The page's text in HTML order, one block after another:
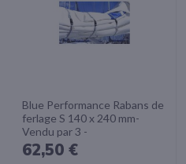
Blue Performance Rabans de
ferlage S 140 x 240 mm-
Vendu par 3 -
62,50 €